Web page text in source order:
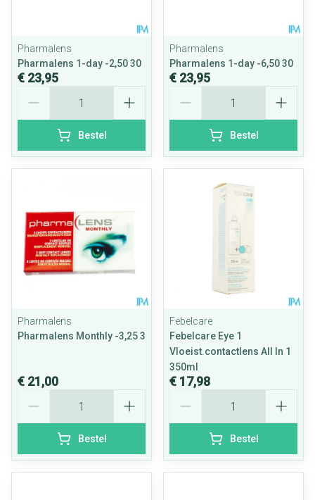
Pharmalens
Pharmalens 1-day -2,50 30
€ 23,95
Bestel
Pharmalens
Pharmalens 1-day -6,50 30
€ 23,95
Bestel
Pharmalens
Pharmalens Monthly -3,25 3
€ 21,00
Bestel
Febelcare
Febelcare Eye 1
Vloeist.contactlens All In 1
350ml
€ 17,98
Bestel